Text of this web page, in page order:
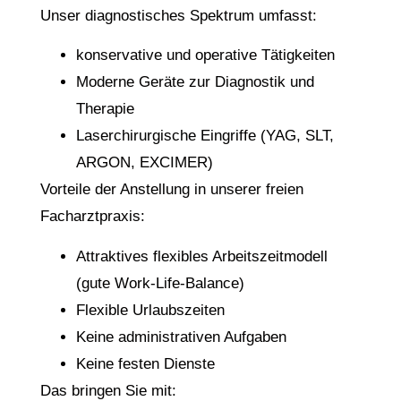
Unser diagnostisches Spektrum umfasst:
konservative und operative Tätigkeiten
Moderne Geräte zur Diagnostik und
Therapie
Laserchirurgische Eingriffe (YAG, SLT,
ARGON, EXCIMER)
Vorteile der Anstellung in unserer freien
Facharztpraxis:
Attraktives flexibles Arbeitszeitmodell
(gute Work-Life-Balance)
Flexible Urlaubszeiten
Keine administrativen Aufgaben
Keine festen Dienste
Das bringen Sie mit: